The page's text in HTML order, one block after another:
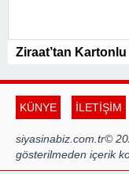
Ziraat’tan
KÜNYE İLETİŞİM
siyasinabiz.com.tr©
gösterilmeden içerik